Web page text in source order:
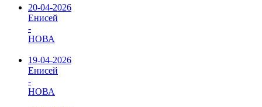
20-04-2026
Енисей
-
НОВА
19-04-2026
Енисей
-
НОВА